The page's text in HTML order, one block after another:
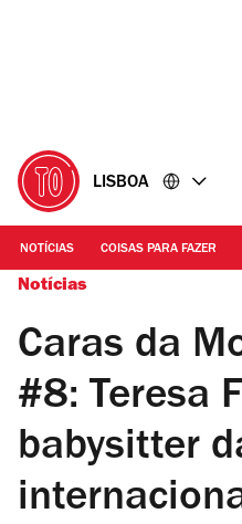
LISBOA
NOTÍCIAS COISAS PARA FAZER
Notícias
Caras da
#8: Teresa
babysitter